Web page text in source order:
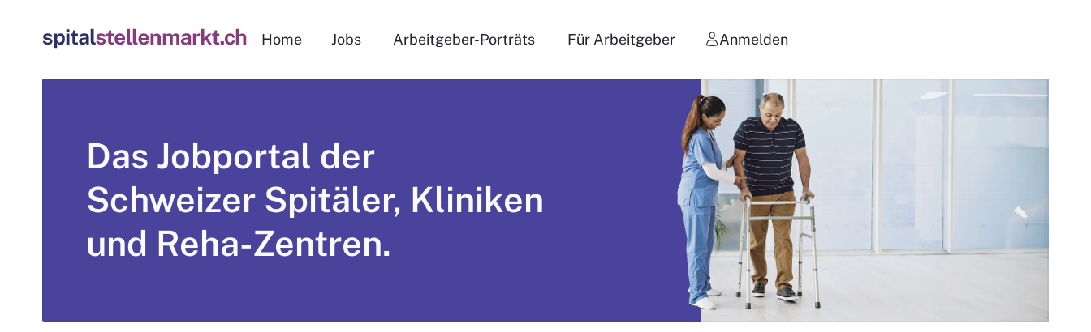
Home Jobs Arbeitgeber-Porträts Für Arbeitgeber Anmelden
Das Jobportal der
Schweizer Spitäler, Kliniken
und Reha-Zentren.